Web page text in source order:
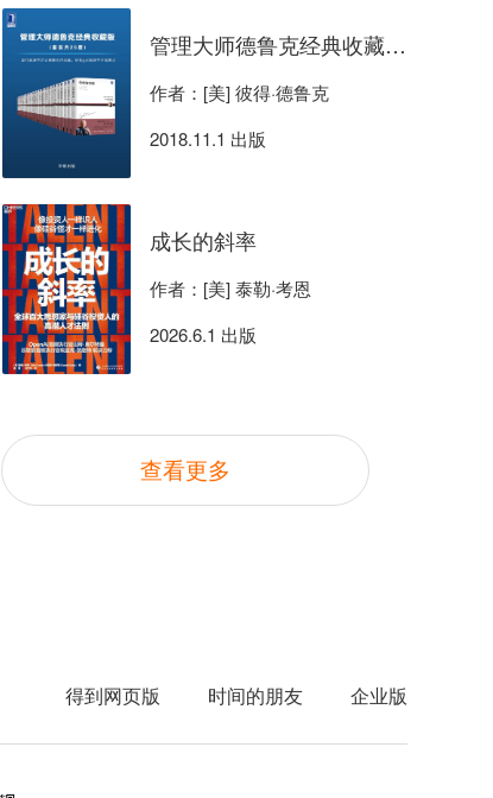
管理大师德鲁克经典收藏版（共25册）
作者：[美] 彼得·德鲁克
2018.11.1 出版
成长的斜率
作者：[美] 泰勒·考恩
2026.6.1 出版
查看更多
得到网页版 时间的朋友 企业版